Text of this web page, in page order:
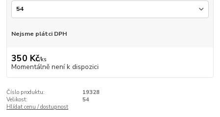
Nejsme plátci DPH
350 Kč/ks
Momentálně není k dispozici
Číslo produktu:
19328
Velikost:
54
Hlídat cenu / dostupnost